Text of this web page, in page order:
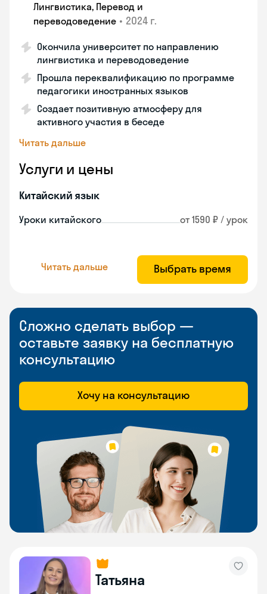
Лингвистика, Перевод и
переводоведение • 2024 г.
Окончила университет по направлению
лингвистика и переводоведение
Прошла переквалификацию по программе
педагогики иностранных языков
Создает позитивную атмосферу для
активного участия в беседе
Читать дальше
Услуги и цены
Китайский язык
Уроки китайского от 1590 ₽ / урок
Читать дальше Выбрать время
Сложно сделать выбор —
оставьте заявку на бесплатную
консультацию
Хочу на консультацию
Татьяна